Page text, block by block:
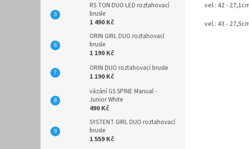
RS TON DUO LED roztahovací
brusle
1 490 Kč
ORIN GIRL DUO roztahovací
brusle
1 190 Kč
ORIN DUO roztahovací brusle
1 190 Kč
vázání GS SPINE Manual -
Junior White
490 Kč
SYSTENT GIRL DUO roztahovací
brusle
1 559 Kč
vel.: 42 -
vel.: 43 -